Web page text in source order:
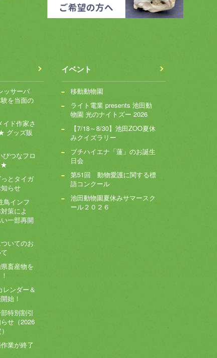
ッサーパ
を当面の
ド作家さ
グッズ販
つなフロ
★
とタイガ
らせ
鳥インフ
策によ
一部再開
いてのお
畜産物を
レンダー＆
始！
特別割引
せ（2026
業が終了
イベント
移動動物園
ライト電業 presents 池田動
物園 光のナイトズー 2026
【7/18～8/30】池田ZOO夏休
みクイズラリー
ブチハイエナ「蓮」のお誕生
日会
第51回 動物愛護に関する標
語コンクール
池田動物園夏休みサマースク
ール２０２６